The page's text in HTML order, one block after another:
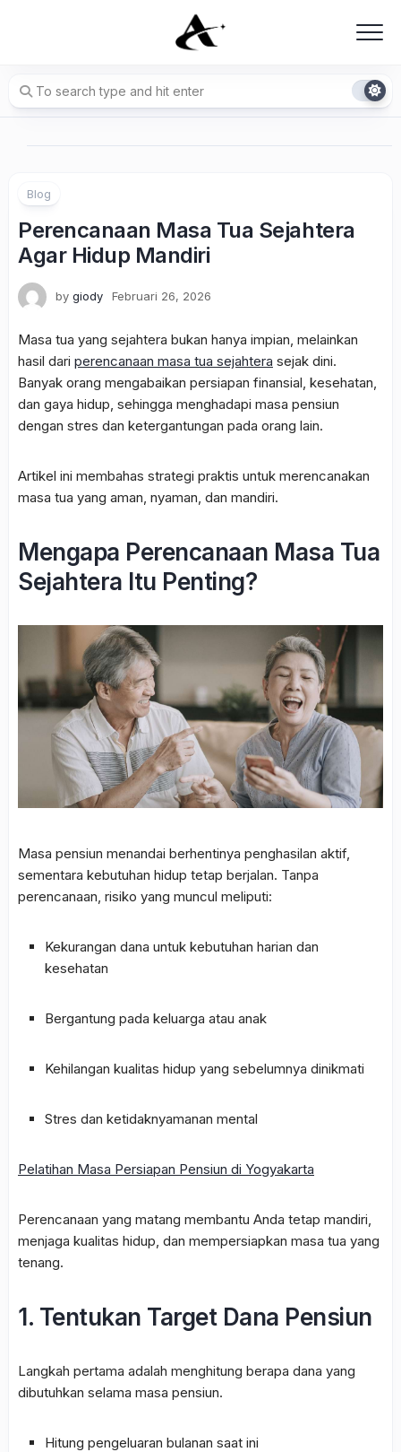
Blog
Perencanaan Masa Tua Sejahtera
Agar Hidup Mandiri
by giody Februari 26, 2026
Masa tua yang sejahtera bukan hanya impian, melainkan
hasil dari perencanaan masa tua sejahtera sejak dini.
Banyak orang mengabaikan persiapan finansial, kesehatan,
dan gaya hidup, sehingga menghadapi masa pensiun
dengan stres dan ketergantungan pada orang lain.
Artikel ini membahas strategi praktis untuk merencanakan
masa tua yang aman, nyaman, dan mandiri.
Mengapa Perencanaan Masa Tua
Sejahtera Itu Penting?
Masa pensiun menandai berhentinya penghasilan aktif,
sementara kebutuhan hidup tetap berjalan. Tanpa
perencanaan, risiko yang muncul meliputi:
Kekurangan dana untuk kebutuhan harian dan
kesehatan
Bergantung pada keluarga atau anak
Kehilangan kualitas hidup yang sebelumnya dinikmati
Stres dan ketidaknyamanan mental
Pelatihan Masa Persiapan Pensiun di Yogyakarta
Perencanaan yang matang membantu Anda tetap mandiri,
menjaga kualitas hidup, dan mempersiapkan masa tua yang
tenang.
1. Tentukan Target Dana Pensiun
Langkah pertama adalah menghitung berapa dana yang
dibutuhkan selama masa pensiun.
Hitung pengeluaran bulanan saat ini